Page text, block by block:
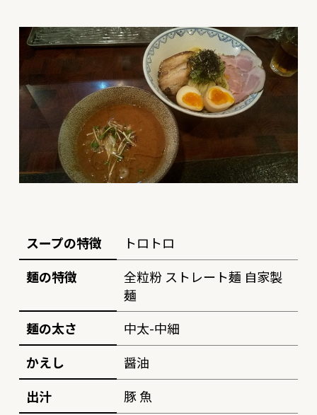
スープの特徴
トロトロ
麺の特徴
全粒粉 ストレート麺 自家製
麺
麺の太さ
中太-中細
かえし
醤油
出汁
豚 魚